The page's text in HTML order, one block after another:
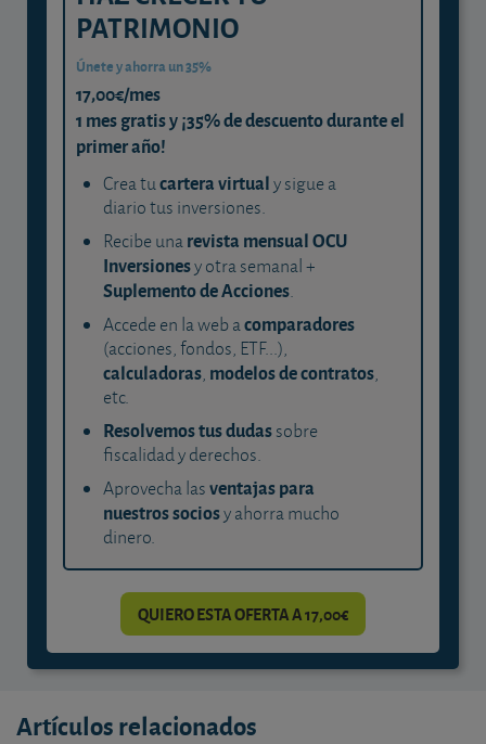
PATRIMONIO
Únete y ahorra un 35%
17,00€/mes
1 mes gratis y ¡35% de descuento durante el
primer año!
Crea tucartera virtualy sigue a
diario tus inversiones.
Recibe unarevista mensual OCU
Inversionesy otra semanal +
Suplemento de Acciones.
Accede en la web acomparadores
(acciones, fondos, ETF...),
calculadoras, modelos de contratos,
etc.
Resolvemos tus dudassobre
fiscalidad y derechos.
Aprovecha lasventajas para
nuestros sociosy ahorra mucho
dinero.
QUIERO ESTA OFERTA A 17,00€
Artículos relacionados